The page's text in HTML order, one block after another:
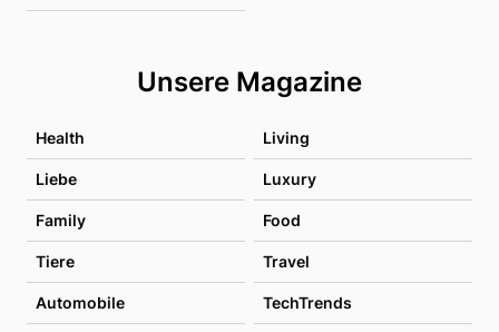
Unsere Magazine
Health Living
Liebe Luxury
Family Food
Tiere Travel
Automobile TechTrends